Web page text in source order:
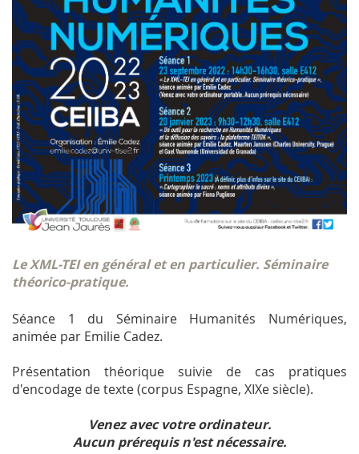
Le XML-TEI en général et en particulier. Séminaire
théorico-pratique.
Séance 1 du Séminaire Humanités Numériques,
animée par Emilie Cadez.
Présentation théorique suivie de cas pratiques
d'encodage de texte (corpus Espagne, XIXe siècle).
Venez avec votre ordinateur.
Aucun prérequis n'est nécessaire.